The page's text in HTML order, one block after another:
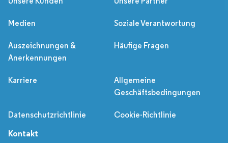
Medien Soziale Verantwortung
Auszeichnungen &
Anerkennungen
Häufige Fragen
Karriere
Allgemeine
Geschäftsbedingungen
Datenschutzrichtlinie Cookie-Richtlinie
Kontakt